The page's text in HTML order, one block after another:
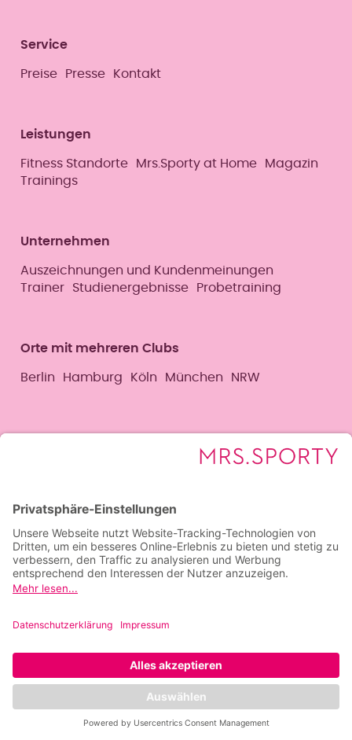
Service
Preise Presse Kontakt
Leistungen
Fitness Standorte Mrs.Sporty at Home
Magazin
Trainings
Unternehmen
Auszeichnungen und Kundenmeinungen
Trainer
Studienergebnisse Probetraining
Orte mit mehreren Clubs
Berlin Hamburg Köln München NRW
KontaktImpressum
*8 Wochen trainieren für einmalig 39 €, erst
danach startet deine Jahresmitgliedschaft.